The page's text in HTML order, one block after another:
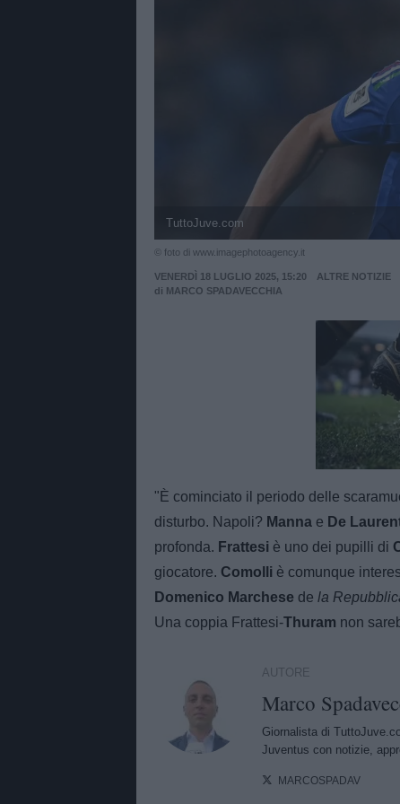
TuttoJuve.com
© foto di www.imagephotoagency.it
VENERDÌ 18 LUGLIO 2025, 15:20
ALTRE NOTIZIE
di MARCO SPADAVECCHIA
"È cominciato il periodo delle
disturbo. Napoli? Manna e De
profonda. Frattesi è uno dei pupilli di
giocatore. Comolli è comunque
Domenico Marchese de la
Una coppia Frattesi-Thuram non
AUTORE
Marco
Giornalista di
Juventus con notizie,
MARCOSPADAV